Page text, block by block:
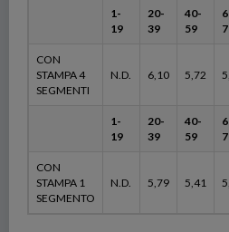
1-
19
20-
39
40-
59
CON
STAMPA 4
SEGMENTI
N.D. 6,10 5,72
1-
19
20-
39
40-
59
CON
STAMPA 1
SEGMENTO
N.D. 5,79 5,41